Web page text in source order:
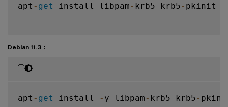
apt - get install libpam - krb5 krb5 - pkinit
Debian 11.3：
apt - get install - y libpam - krb5 krb5 -